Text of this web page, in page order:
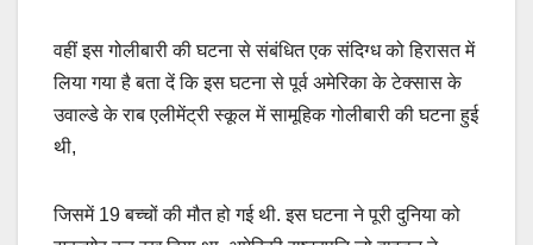
वहीं इस गोलीबारी की घटना से संबंधित एक संदिग्ध को हिरासत में
लिया गया है बता दें कि इस घटना से पूर्व अमेरिका के टेक्सास के
उवाल्डे के राब एलीमेंट्री स्कूल में सामूहिक गोलीबारी की घटना हुई
थी,
जिसमें 19 बच्चों की मौत हो गई थी. इस घटना ने पूरी दुनिया को